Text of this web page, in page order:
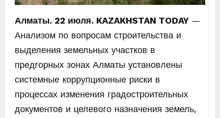
Алматы. 22 июля. KAZAKHSTAN TODAY —
Анализом по вопросам строительства и
выделения земельных участков в
предгорных зонах Алматы установлены
системные коррупционные риски в
процессах изменения градостроительных
документов и целевого назначения земель,